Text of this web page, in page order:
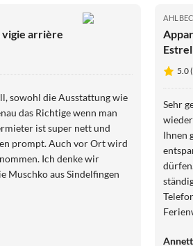
vigie arrière
sowohl die Ausstattung wie
das Richtige wenn man
prompt. Auch vor Ort wird
Ich denke wir
Muschko aus Sindelfingen
5.0
Sehr
Ihnen
dürfen. Ihre tolle Begleitung in der